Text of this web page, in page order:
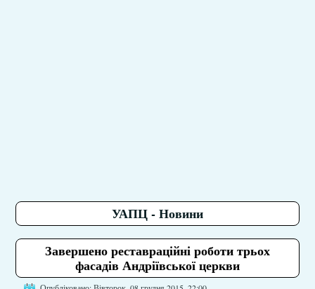
УАПЦ - Новини
Завершено реставраційні роботи трьох
фасадів Андріївської церкви